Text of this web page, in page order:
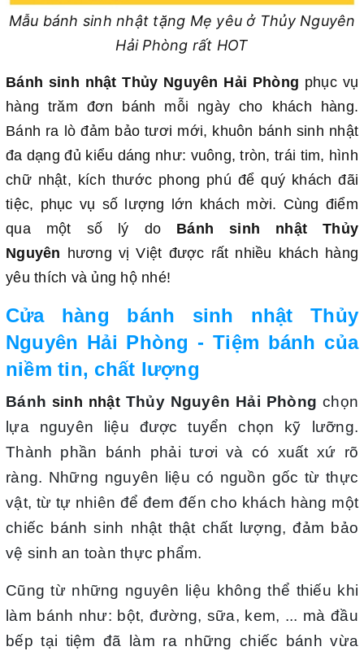
Mẫu bánh sinh nhật tặng Mẹ yêu ở Thủy Nguyên
Hải Phòng rất HOT
Bánh sinh nhật Thủy Nguyên Hải Phòng phục vụ
hàng trăm đơn bánh mỗi ngày cho khách hàng.
Bánh ra lò đảm bảo tươi mới, khuôn bánh sinh nhật
đa dạng đủ kiểu dáng như: vuông, tròn, trái tim, hình
chữ nhật, kích thước phong phú để quý khách đãi
tiệc, phục vụ số lượng lớn khách mời. Cùng điểm
qua một số lý do Bánh sinh nhật Thủy
Nguyên hương vị Việt được rất nhiều khách hàng
yêu thích và ủng hộ nhé!
Cửa hàng bánh sinh nhật Thủy
Nguyên Hải Phòng - Tiệm bánh của
niềm tin, chất lượng
Bánh sinh nhậtThủy Nguyên Hải Phòng chọn
lựa nguyên liệu được tuyển chọn kỹ lưỡng.
Thành phần bánh phải tươi và có xuất xứ rõ
ràng. Những nguyên liệu có nguồn gốc từ thực
vật, từ tự nhiên để đem đến cho khách hàng một
chiếc bánh sinh nhật thật chất lượng, đảm bảo
vệ sinh an toàn thực phẩm.
Cũng từ những nguyên liệu không thể thiếu khi
làm bánh như: bột, đường, sữa, kem, ... mà đầu
bếp tại tiệm đã làm ra những chiếc bánh vừa